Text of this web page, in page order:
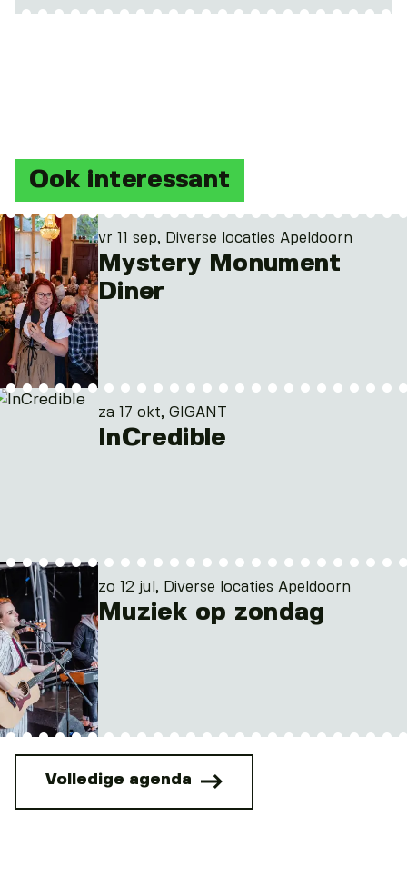
Ook interessant
vr 11 sep, Diverse locaties Apeldoorn
Mystery Monument
Diner
za 17 okt, GIGANT
InCredible
zo 12 jul, Diverse locaties Apeldoorn
Muziek op zondag
Volledige agenda